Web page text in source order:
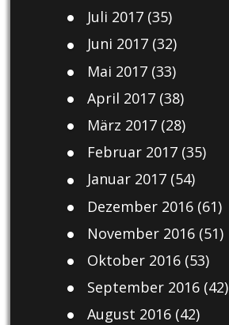
Juli 2017(35)
Juni 2017(32)
Mai 2017(33)
April 2017(38)
März 2017(28)
Februar 2017(35)
Januar 2017(54)
Dezember 2016(61)
November 2016(51)
Oktober 2016(53)
September 2016(42)
August 2016(42)